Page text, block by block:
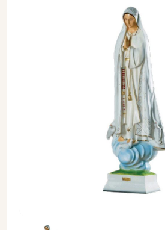
Matka Boża Fatimska 93 cm. -